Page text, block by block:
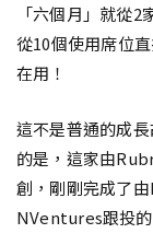
「六個月」就從
從10個使用席位
在用！
這不是普通的成
的是，這家由
創，剛剛完成了
NVentures跟投的